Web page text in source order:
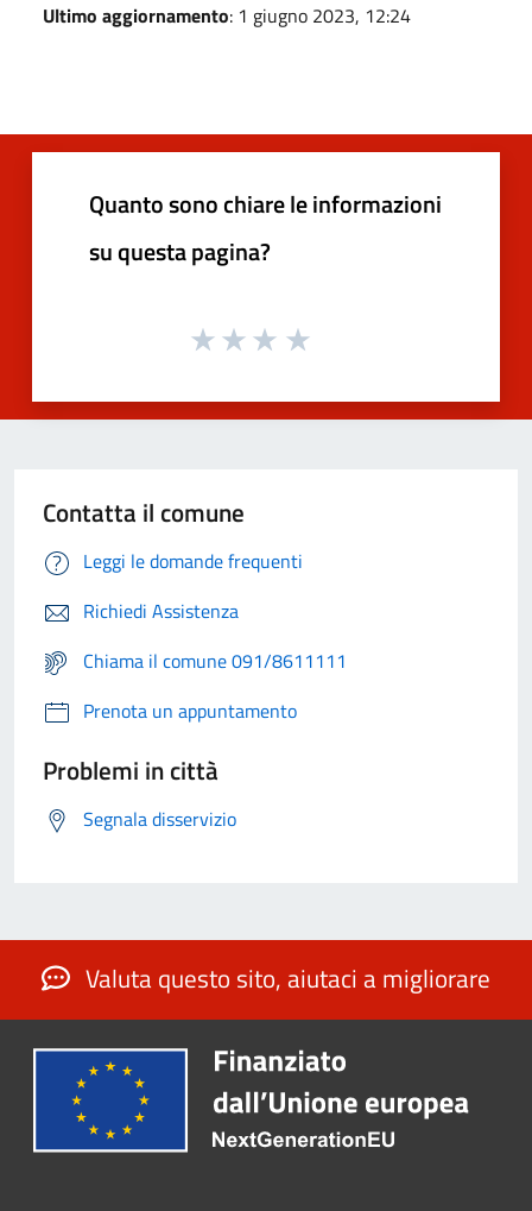
Ultimo aggiornamento: 1 giugno 2023, 12:24
Quanto sono chiare le informazioni
su questa pagina?
Contatta il comune
Leggi le domande frequenti
Richiedi Assistenza
Chiama il comune 091/8611111
Prenota un appuntamento
Problemi in città
Segnala disservizio
Valuta questo sito, aiutaci a migliorare